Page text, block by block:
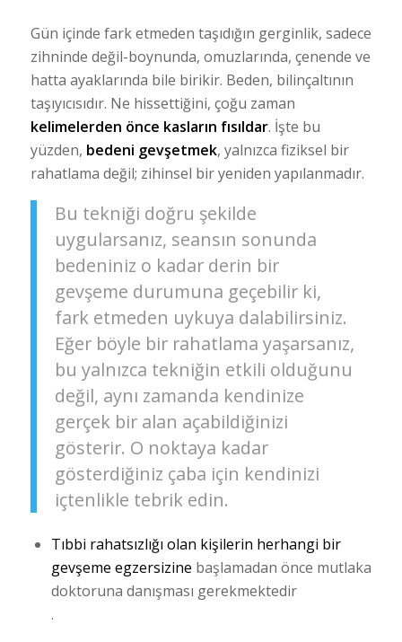
Gün içinde fark etmeden taşıdığın gerginlik, sadece
zihninde değil-boynunda, omuzlarında, çenende ve
hatta ayaklarında bile birikir. Beden, bilinçaltının
taşıyıcısıdır. Ne hissettiğini, çoğu zaman
kelimelerden önce kasların fısıldar. İşte bu
yüzden, bedeni gevşetmek, yalnızca fiziksel bir
rahatlama değil; zihinsel bir yeniden yapılanmadır.
Bu tekniği doğru şekilde
uygularsanız, seansın sonunda
bedeniniz o kadar derin bir
gevşeme durumuna geçebilir ki,
fark etmeden uykuya dalabilirsiniz.
Eğer böyle bir rahatlama yaşarsanız,
bu yalnızca tekniğin etkili olduğunu
değil, aynı zamanda kendinize
gerçek bir alan açabildiğinizi
gösterir. O noktaya kadar
gösterdiğiniz çaba için kendinizi
içtenlikle tebrik edin.
Tıbbi rahatsızlığı olan kişilerin herhangi bir
gevşeme egzersizine başlamadan önce mutlaka
doktoruna danışması gerekmektedir
.